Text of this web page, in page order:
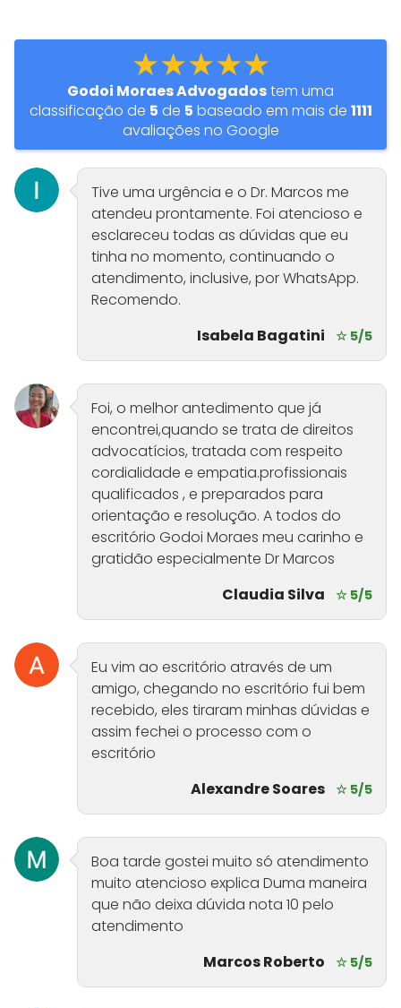
★★★★★
Godoi Moraes Advogadostem uma
classificação de 5 de 5 baseado em mais de 1111
avaliações no Google
Tive uma urgência e o Dr. Marcos me
atendeu prontamente. Foi atencioso e
esclareceu todas as dúvidas que eu
tinha no momento, continuando o
atendimento, inclusive, por WhatsApp.
Recomendo.
Isabela Bagatini
☆ 5/5
Foi, o melhor antedimento que já
encontrei,quando se trata de direitos
advocatícios, tratada com respeito
cordialidade e empatia.profissionais
qualificados , e preparados para
orientação e resolução. A todos do
escritório Godoi Moraes meu carinho e
gratidão especialmente Dr Marcos
Claudia Silva
☆ 5/5
Eu vim ao escritório através de um
amigo, chegando no escritório fui bem
recebido, eles tiraram minhas dúvidas e
assim fechei o processo com o
escritório
Alexandre Soares ☆ 5/5
Boa tarde gostei muito só atendimento
muito atencioso explica Duma maneira
que não deixa dúvida nota 10 pelo
atendimento
Marcos Roberto
☆ 5/5